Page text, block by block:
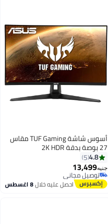
أسوس شاشة TUF Gaming مقاس
27 بوصة بدقة 2K HDR
(VG27AQ1A) - QHD (2560 × 1440)،
4718017784047، 192876784044
4.8
5
جنيه13,499
توصيل مجاني
توصيل مجانياحصل عليه خلال8 اغسطس